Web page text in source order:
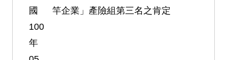
國
100
年
竿企業」產險組第三名之肯定